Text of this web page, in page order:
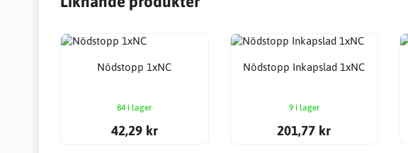
Nödstopp 1xNC
84 i lager
42,29 kr
Nödstopp Inkapslad 1xNC
9 i lager
201,77 kr